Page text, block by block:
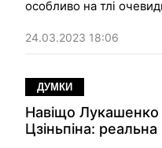
особливо на тлі
24.03.2023 18:06
ДУМКИ
Навіщо Лукашенко
Цзіньпіна: реальна